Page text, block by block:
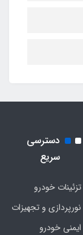
دسترسی
سریع
تزئینات خودرو
نورپردازی و تجهیزات
ایمنی خودرو